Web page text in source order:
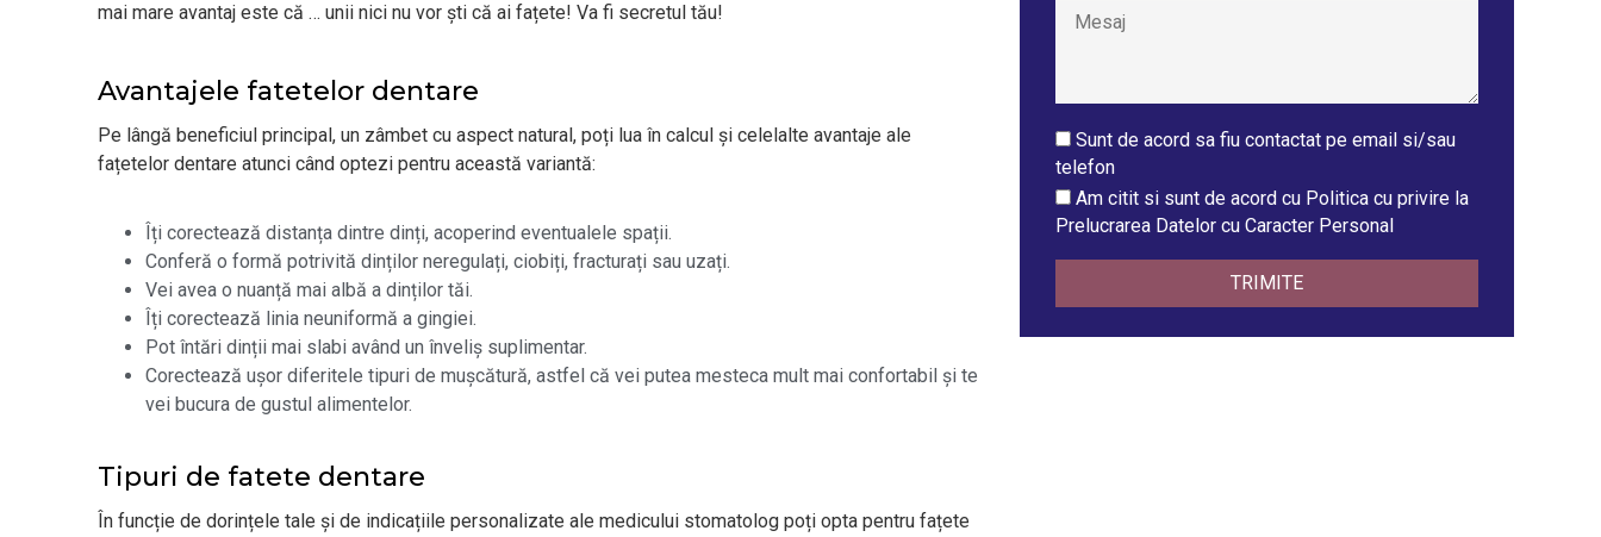
mai mare avantaj este că … unii nici nu vor ști că ai fațete! Va fi secretul tău!
Avantajele fatetelor dentare
Pe lângă beneficiul principal, un zâmbet cu aspect natural, poți lua în calcul și celelalte avantaje ale
fațetelor dentare atunci când optezi pentru această variantă:
Îți corectează distanța dintre dinți, acoperind eventualele spații.
Conferă o formă potrivită dinților neregulați, ciobiți, fracturați sau uzați.
Vei avea o nuanță mai albă a dinților tăi.
Îți corectează linia neuniformă a gingiei.
Pot întări dinții mai slabi având un înveliș suplimentar.
Corectează ușor diferitele tipuri de mușcătură, astfel că vei putea mesteca mult mai confortabil și te
vei bucura de gustul alimentelor.
Tipuri de fatete dentare
În funcție de dorințele tale și de indicațiile personalizate ale medicului stomatolog poți opta pentru fațete
Sunt de acord sa fiu contactat pe email si/sau
telefon
Am citit si sunt de acord cu Politica cu privire la
Prelucrarea Datelor cu Caracter Personal